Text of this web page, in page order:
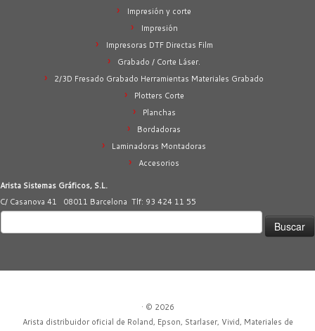
Impresión y corte
Impresión
Impresoras DTF Directas Film
Grabado / Corte Láser.
2/3D Fresado Grabado Herramientas Materiales Grabado
Plotters Corte
Planchas
Bordadoras
Laminadoras Montadoras
Accesorios
Arista Sistemas Gráficos, S.L.
C/ Casanova 41 08011 Barcelona Tlf: 93 424 11 55
· © 2026
Arista distribuidor oficial de Roland, Epson, Starlaser, Vivid, Materiales de